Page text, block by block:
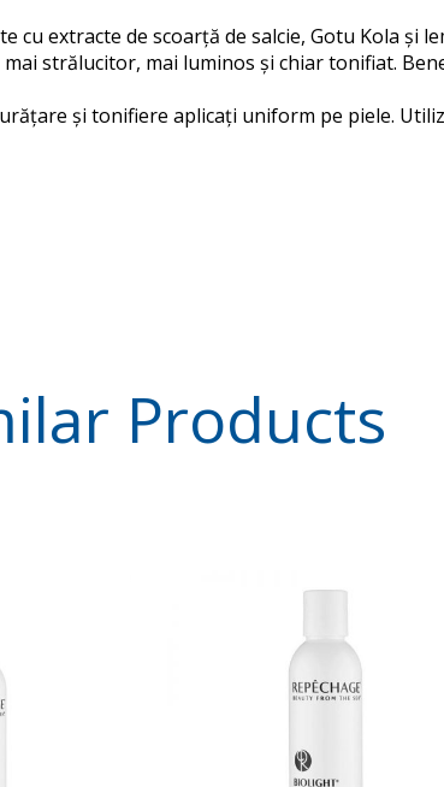
cu extracte de scoarță de salcie, Gotu Kola și
strălucitor, mai luminos și chiar tonifiat.
și tonifiere aplicați uniform pe piele.
Products